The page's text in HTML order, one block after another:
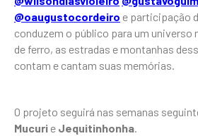
@oaugustocordeiro e participação
conduzem o público para um universo
de ferro, as estradas e montanhas
contam e cantam suas memórias.
O projeto seguirá nas semanas
Mucuri e Jequitinhonha.